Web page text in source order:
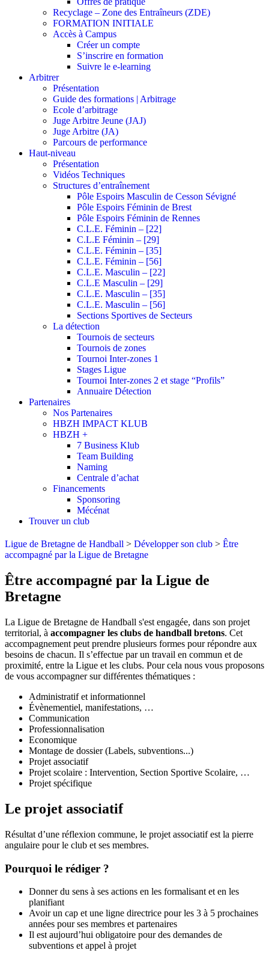
Recyclage – Zone des Entraîneurs (ZDE)
FORMATION INITIALE
Accès à Campus
Créer un compte
S’inscrire en formation
Suivre le e-learning
Arbitrer
Présentation
Guide des formations | Arbitrage
Ecole d’arbitrage
Juge Arbitre Jeune (JAJ)
Juge Arbitre (JA)
Parcours de performance
Haut-niveau
Présentation
Vidéos Techniques
Structures d’entraînement
Pôle Espoirs Masculin de Cesson Sévigné
Pôle Espoirs Féminin de Brest
Pôle Espoirs Féminin de Rennes
C.L.E. Féminin – [22]
C.L.E Féminin – [29]
C.L.E. Féminin – [35]
C.L.E. Féminin – [56]
C.L.E. Masculin – [22]
C.L.E Masculin – [29]
C.L.E. Masculin – [35]
C.L.E. Masculin – [56]
Sections Sportives de Secteurs
La détection
Tournois de secteurs
Tournois de zones
Tournoi Inter-zones 1
Stages Ligue
Tournoi Inter-zones 2 et stage “Profils”
Annuaire Détection
Partenaires
Nos Partenaires
HBZH IMPACT KLUB
HBZH +
7 Business Klub
Team Building
Naming
Centrale d’achat
Financements
Sponsoring
Mécénat
Trouver un club
Ligue de Bretagne de Handball > Développer son club > Être
accompagné par la Ligue de Bretagne
Être accompagné par la Ligue de
Bretagne
La Ligue de Bretagne de Handball s'est engagée, dans son projet
territorial, à accompagner les clubs de handball bretons. Cet
accompagnement peut prendre plusieurs formes pour répondre aux
besoins de chacun. Il s’effectue par un travail en commun et de
proximité, entre la Ligue et les clubs. Pour cela nous vous proposons
de vous accompagner sur différentes thématiques :
Administratif et informationnel
Évènementiel, manifestations, …
Communication
Professionnalisation
Economique
Montage de dossier (Labels, subventions...)
Projet associatif
Projet scolaire : Intervention, Section Sportive Scolaire, …
Projet spécifique
Le projet associatif
Résultat d’une réflexion commune, le projet associatif est la pierre
angulaire pour le club et ses membres.
Pourquoi le rédiger ?
Donner du sens à ses actions en les formalisant et en les
planifiant
Avoir un cap et une ligne directrice pour les 3 à 5 prochaines
années pour ses membres et partenaires
Il est aujourd’hui obligatoire pour des demandes de
subventions et appel à projet